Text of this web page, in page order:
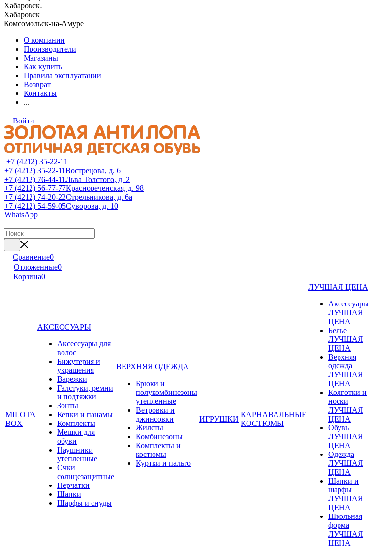
Хабаровск
Хабаровск
Комсомольск-на-Амуре
О компании
Производители
Магазины
Как купить
Правила эксплуатации
Возврат
Контакты
...
Войти
+7 (4212) 35-22-11
+7 (4212) 35-22-11Вострецова, д. 6
+7 (4212) 76-44-11Льва Толстого, д. 2
+7 (4212) 56-77-77Краснореченская, д. 98
+7 (4212) 74-20-22Стрельникова, д. 6а
+7 (4212) 54-59-05Суворова, д. 10
WhatsApp
Сравнение0
Отложенные0
Корзина0
MILOTA
BOX
АКСЕССУАРЫ
Аксессуары для
волос
Бижутерия и
украшения
Варежки
Галстуки, ремни
и подтяжки
Зонты
Кепки и панамы
Комплекты
Мешки для
обуви
Наушники
утепленные
Очки
солнцезащитные
Перчатки
Шапки
Шарфы и снуды
ВЕРХНЯЯ ОДЕЖДА
Брюки и
полукомбинезоны
утепленные
Ветровки и
джинсовки
Жилеты
Комбинезоны
Комплекты и
костюмы
Куртки и пальто
ИГРУШКИ
КАРНАВАЛЬНЫЕ
КОСТЮМЫ
ЛУЧШАЯ ЦЕНА
Аксессуары
ЛУЧШАЯ
ЦЕНА
Белье
ЛУЧШАЯ
ЦЕНА
Верхняя
одежда
ЛУЧШАЯ
ЦЕНА
Колготки и
носки
ЛУЧШАЯ
ЦЕНА
Обувь
ЛУЧШАЯ
ЦЕНА
Одежда
ЛУЧШАЯ
ЦЕНА
Шапки и
шарфы
ЛУЧШАЯ
ЦЕНА
Школьная
форма
ЛУЧШАЯ
ЦЕНА